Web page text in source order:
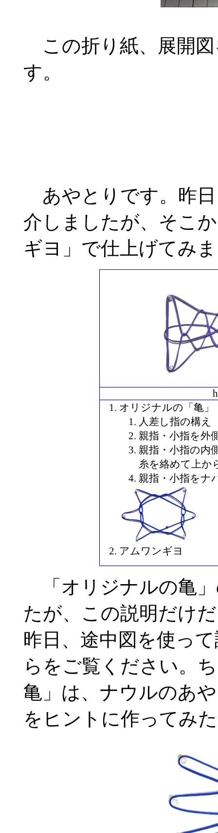
この折り紙、展開
す。
あやとりです。昨
介しましたが、そこ
ギヨ」で仕上げてみ
オリジナルの「亀」
人差し指の構え
親指・小指を外
親指・小指の内
糸を絡めて上か
親指・小指をナ
アムワンギヨ
「オリジナルの亀
たが、この説明だけ
昨日、途中図を使っ
らをご覧ください。
亀」は、ナウルのあ
をヒントに作ってみ